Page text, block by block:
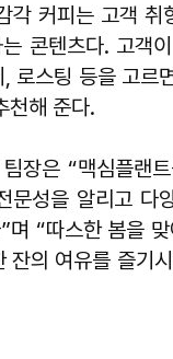
각 커피는 고객 취
콘텐츠다. 고객
로스팅 등을 고르
천해 준다.
장은 “맥심플랜
문성을 알리고 다
며 “따스한 봄을 맞
잔의 여유를 즐기